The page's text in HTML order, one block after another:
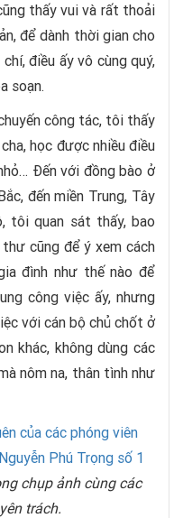
thấy vui và rất thoải
để dành thời gian cho
điều ấy vô cùng quý,
soạn.
công tác, tôi thấy
học được nhiều điều
Đến với đồng bào ở
đến miền Trung, Tây
tôi quan sát thấy, bao
cũng để ý xem cách
đình như thế nào để
công việc ấy, nhưng
với cán bộ chủ chốt ở
khác, không dùng các
nôm na, thân tình như
chụp ảnh cùng các
trách.